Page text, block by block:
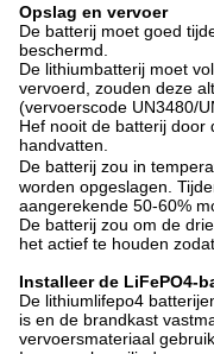
Opslag en vervoer
De batterij moet goed
beschermd.
De lithiumbatterij moet
vervoerd, zouden deze
(vervoerscode UN3480/
Hef nooit de batterij door
handvatten.
De batterij zou in
worden opgeslagen.
aangerekende 50-60%
De batterij zou om de
het actief te houden
Installeer de LiFePO4-
De lithiumlifepo4
is en de brandkast
vervoersmateriaal